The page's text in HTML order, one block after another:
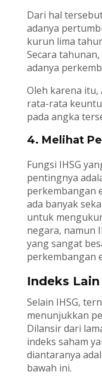
Dari hal
adanya
kurun lima
Secara
adanya
Oleh karena
rata-rata
pada angka
4. Melihat
Fungsi IHSG
pentingnya
perkembangan
ada banyak
untuk
negara, namun
yang sangat
perkembangan
Indeks Lain
Selain IHSG,
menunjukkan
Dilansir dari
indeks saham
diantaranya
bawah ini.